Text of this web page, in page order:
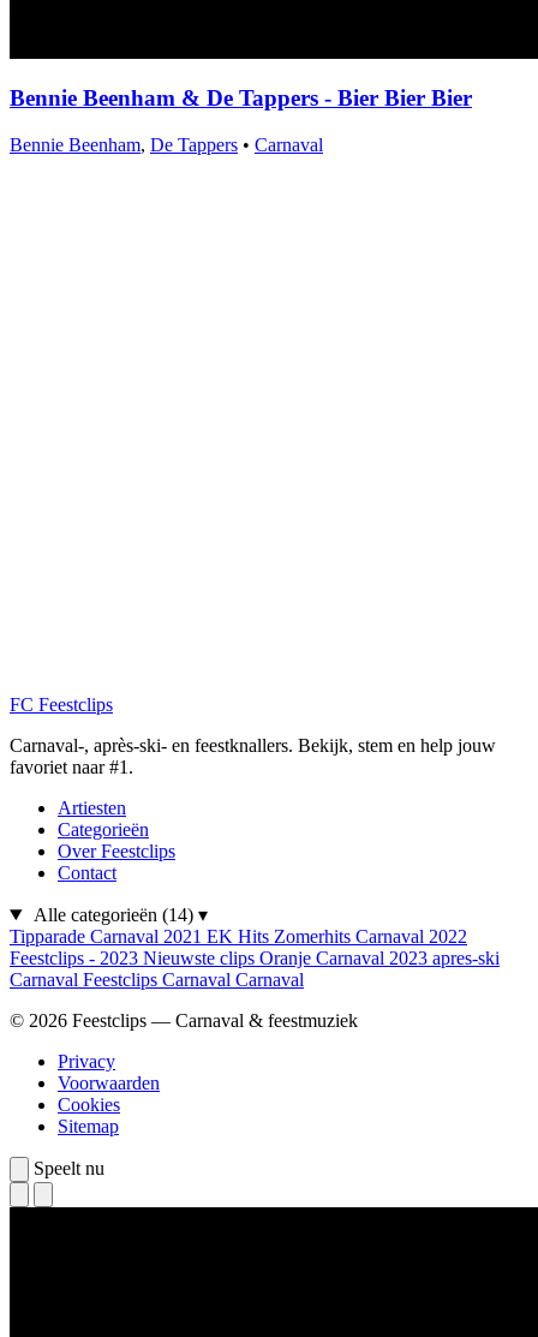
Bennie Beenham & De Tappers - Bier Bier Bier
Bennie Beenham, De Tappers • Carnaval
FC Feestclips
Carnaval-, après-ski- en feestknallers. Bekijk, stem en help jouw
favoriet naar #1.
Artiesten
Categorieën
Over Feestclips
Contact
Alle categorieën (14) ▾
Tipparade Carnaval 2021 EK Hits Zomerhits Carnaval 2022
Feestclips - 2023 Nieuwste clips Oranje Carnaval 2023 apres-ski
Carnaval Feestclips Carnaval Carnaval
© 2026 Feestclips — Carnaval & feestmuziek
Privacy
Voorwaarden
Cookies
Sitemap
Speelt nu